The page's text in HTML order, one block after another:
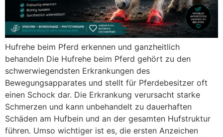
Hufrehe beim Pferd erkennen und ganzheitlich
behandeln Die Hufrehe beim Pferd gehört zu den
schwerwiegendsten Erkrankungen des
Bewegungsapparates und stellt für Pferdebesitzer oft
einen Schock dar. Die Erkrankung verursacht starke
Schmerzen und kann unbehandelt zu dauerhaften
Schäden am Hufbein und an der gesamten Hufstruktur
führen. Umso wichtiger ist es, die ersten Anzeichen